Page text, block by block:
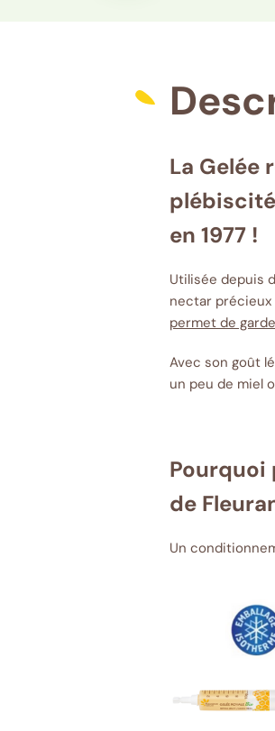
La Gelée
en 1977 !
Utilisée depuis
nectar précieux
permet de
Avec son goût
un peu de miel
Pourquoi
de
Un